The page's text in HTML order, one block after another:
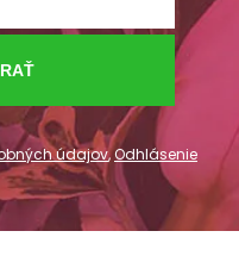
údajov,Odhlásenie